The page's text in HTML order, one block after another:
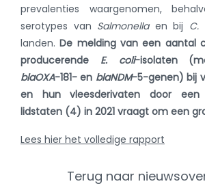
prevalenties waargenomen,
serotypes van Salmonellaen bij C.
landen.De melding van een aantal
producerende E. coli-isolaten
blaOXA-181- en blaNDM-5-genen) bij
en hun vleesderivaten door een
lidstaten (4) in 2021 vraagt om een
Lees hier het volledige rapport
Terug naar